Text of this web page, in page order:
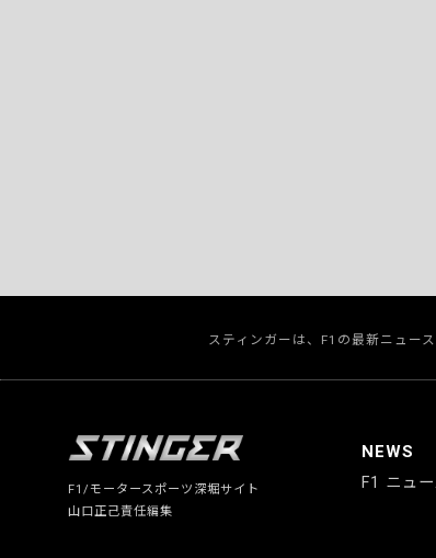
スティンガーは、F1の最新ニュー
F1/モータースポーツ深堀サイト
山口正己責任編集
NEWS
F1 ニュー